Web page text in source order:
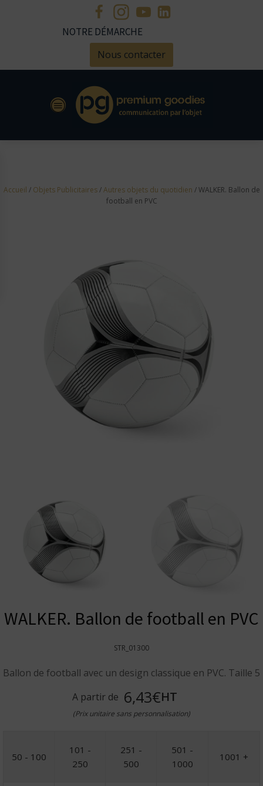
NOTRE DÉMARCHE
Nous contacter
Accueil / Objets Publicitaires/Autres objets du quotidien / WALKER. Ballon de
football en PVC
WALKER. Ballon de football en PVC
STR_01300
Ballon de football avec un design classique en PVC. Taille 5
A partir de 6,43€HT
(Prix unitaire sans personnalisation)
50 - 100
101 -
250
251 -
500
501 -
1000
1001 +